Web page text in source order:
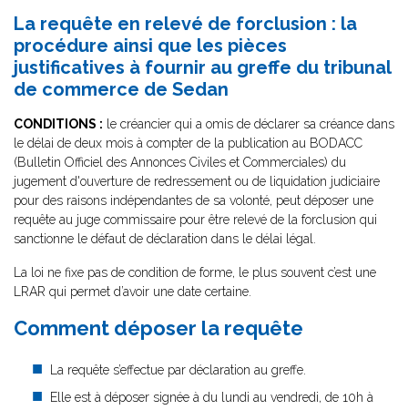
La requête en relevé de forclusion : la
procédure ainsi que les pièces
justificatives à fournir au greffe du tribunal
de commerce de Sedan
CONDITIONS : le créancier qui a omis de déclarer sa créance dans
le délai de deux mois à compter de la publication au BODACC
(Bulletin Officiel des Annonces Civiles et Commerciales) du
jugement d'ouverture de redressement ou de liquidation judiciaire
pour des raisons indépendantes de sa volonté, peut déposer une
requête au juge commissaire pour être relevé de la forclusion qui
sanctionne le défaut de déclaration dans le délai légal.
La loi ne fixe pas de condition de forme, le plus souvent c’est une
LRAR qui permet d’avoir une date certaine.
Comment déposer la requête
La requête s’effectue par déclaration au greffe.
Elle est à déposer signée à du lundi au vendredi, de 10h à